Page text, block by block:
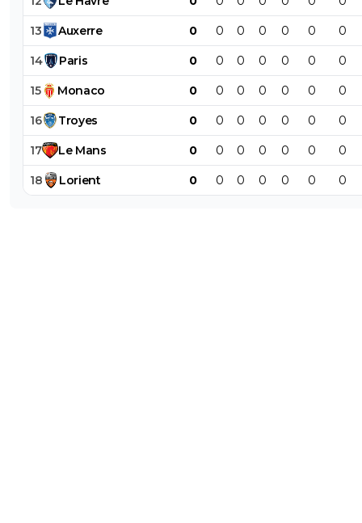
13 Auxerre 0 0 0 0 0 0 0
14 Paris 0 0 0 0 0 0 0
15 Monaco 0 0 0 0 0 0 0
16 Troyes 0 0 0 0 0 0 0
17 Le Mans 0 0 0 0 0 0 0
18 Lorient 0 0 0 0 0 0 0